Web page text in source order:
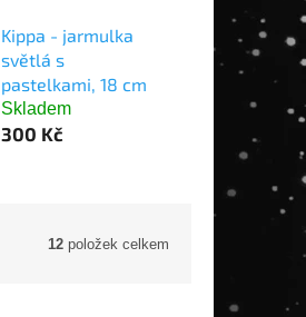
Kippa - jarmulka
světlá s
pastelkami, 18 cm
Skladem
300 Kč
12 položek celkem